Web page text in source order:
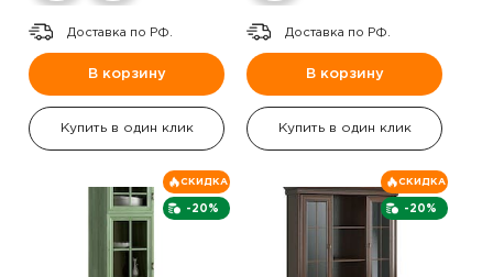
Доставка по РФ.
В корзину
Купить в один клик
Доставка по РФ.
В корзину
Купить в один клик
-20%
СКИДКА
-20%
СКИДКА